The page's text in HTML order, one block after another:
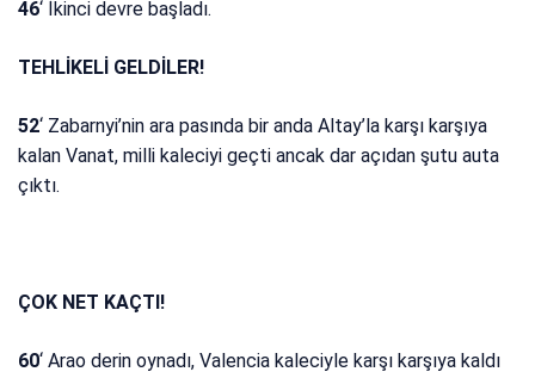
46‘ İkinci devre başladı.
TEHLİKELİ GELDİLER!
52‘ Zabarnyi’nin ara pasında bir anda Altay’la karşı karşıya
kalan Vanat, milli kaleciyi geçti ancak dar açıdan şutu auta
çıktı.
ÇOK NET KAÇTI!
60‘ Arao derin oynadı, Valencia kaleciyle karşı karşıya kaldı